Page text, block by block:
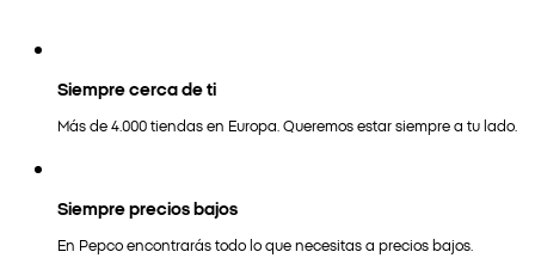
Siempre cerca de ti
Más de 4.000 tiendas en Europa. Queremos estar siempre a tu lado.
Siempre precios bajos
En Pepco encontrarás todo lo que necesitas a precios bajos.